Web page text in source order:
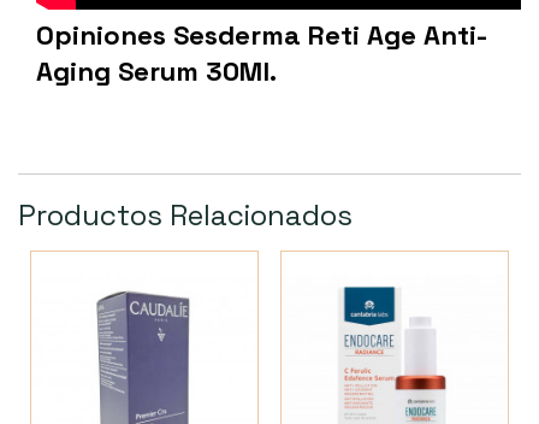
Opiniones Sesderma Reti Age Anti-
Aging Serum 30Ml.
Productos Relacionados